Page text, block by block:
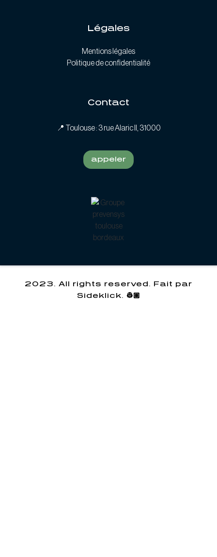
Légales
Mentions légales
Politique de confidentialité
Contact
📍 Toulouse : 3 rue Alaric II, 31000
appeler
2023. All rights reserved. Fait par
Sideklick. 👷🏽